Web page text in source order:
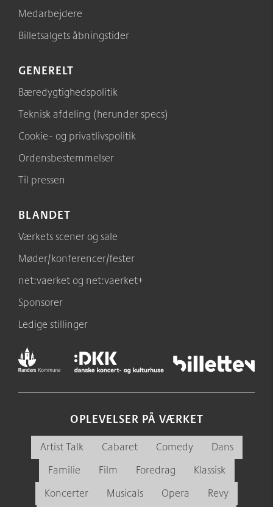
Medarbejdere
Billetsalgets åbningstider
GENERELT
Bæredygtighedspolitik
Teknisk afdeling (herunder specs)
Cookie- og privatlivspolitik
Ordensbestemmelser
Til pressen
BLANDET
Værkets scener og sale
Møder/konferencer/fester
net:vaerket og net:vaerket+
Sponsorer
Ledige stillinger
OPLEVELSER PÅ VÆRKET
Artist Talk Cabaret Comedy
Dans
Familie
Film Foredrag
Klassisk
Koncerter
Musicals Opera Revy